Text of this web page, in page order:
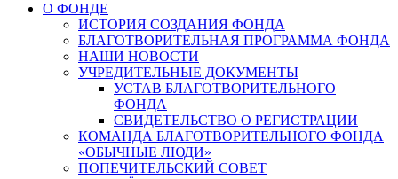
О ФОНДЕ
ИСТОРИЯ СОЗДАНИЯ ФОНДА
БЛАГОТВОРИТЕЛЬНАЯ ПРОГРАММА ФОНДА
НАШИ НОВОСТИ
УЧРЕДИТЕЛЬНЫЕ ДОКУМЕНТЫ
УСТАВ БЛАГОТВОРИТЕЛЬНОГО
ФОНДА
СВИДЕТЕЛЬСТВО О РЕГИСТРАЦИИ
КОМАНДА БЛАГОТВОРИТЕЛЬНОГО ФОНДА
«ОБЫЧНЫЕ ЛЮДИ»
ПОПЕЧИТЕЛЬСКИЙ СОВЕТ